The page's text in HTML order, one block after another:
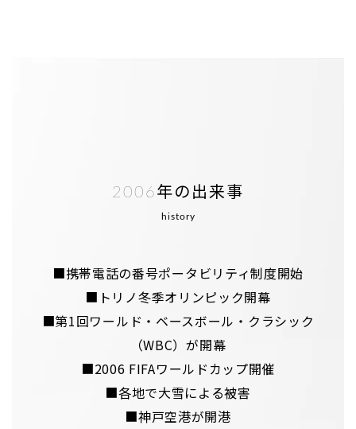
2006年の出来事
history
■携帯電話の番号ポータビリティ制度開始
■トリノ冬季オリンピック開幕
■第1回ワールド・ベースボール・クラシック
（WBC）が開幕
■2006 FIFAワールドカップ開催
■各地で大雪による被害
■神戸空港が開港